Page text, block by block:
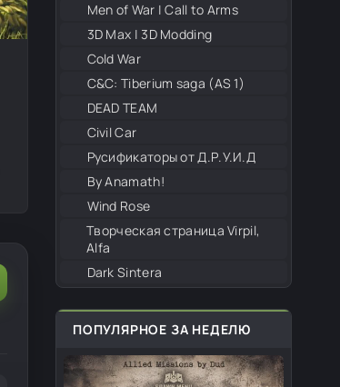
Men of War | Call to Arms
3D Max | 3D Modding
Cold War
С&С: Tiberium saga (AS 1)
DEAD TEAM
Civil Car
Русификаторы от Д.Р.У.И.Д
By Anamath!
Wind Rose
Творческая страница Virpil,
Alfa
Dark Sintera
ПОПУЛЯРНОЕ ЗА НЕДЕЛЮ